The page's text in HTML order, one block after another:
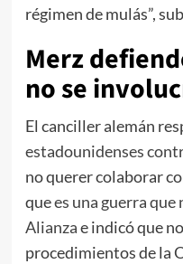
régimen de mulás”,
Merz
no se
El canciller alemán
estadounidenses
no querer colaborar
quees una guerra que
Alianzae indicó que
procedimientos de la